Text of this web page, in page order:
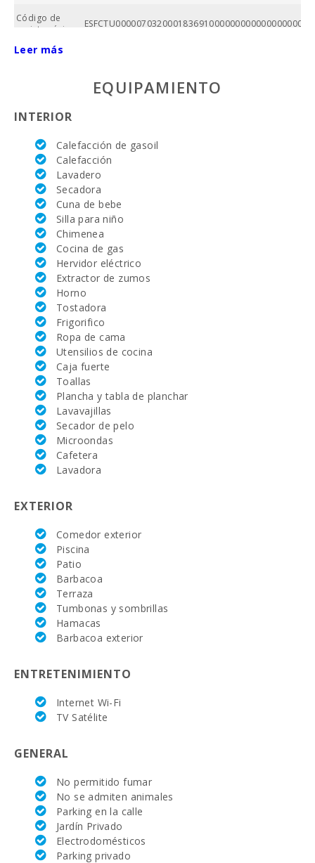
Código de
registro único:
Nº baños:
Superficie
casa (m2):
Campo de
Golf Santa
Ponsa (km):
Academia de
tenis Rafa
Nadal (km):
Hospital Son
Espases Palma
de Mallorca
(km):
Supermercado
LIDL (km):
Supermercado
(km):
Deporte
Acuatico (km):
JUNGLE PARC
MALLORCA
(km):
Park (km):
Parque
atracciones -
Palma
Aquarium
(km):
Marineland
Mallorca (km):
playa ( km ):
Pueblo
pueblo (km):
Ferry - Puerto
de Palma (km):
Estación de
Leer más
EQUIPAMIENTO
INTERIOR
Calefacción de gasoil
Calefacción
Lavadero
Secadora
Cuna de bebe
Silla para niño
Chimenea
Cocina de gas
Hervidor eléctrico
Extractor de zumos
Horno
Tostadora
Frigorifico
Ropa de cama
Utensilios de cocina
Caja fuerte
Toallas
Plancha y tabla de planchar
Lavavajillas
Secador de pelo
Microondas
Cafetera
Lavadora
EXTERIOR
Comedor exterior
Piscina
Patio
Barbacoa
Terraza
Tumbonas y sombrillas
Hamacas
Barbacoa exterior
ENTRETENIMIENTO
Internet Wi-Fi
TV Satélite
GENERAL
No permitido fumar
No se admiten animales
Parking en la calle
Jardín Privado
Electrodomésticos
Parking privado